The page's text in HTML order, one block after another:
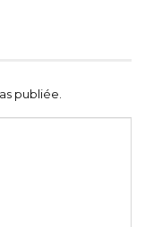
publiée.